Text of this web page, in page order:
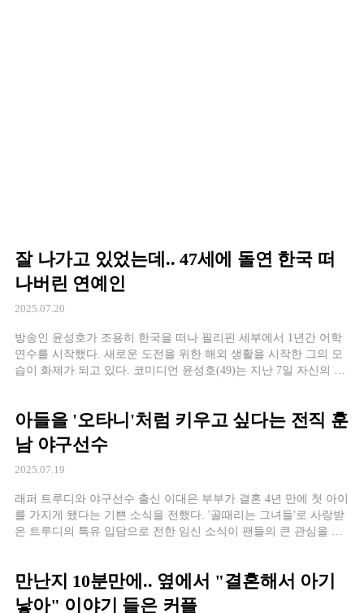
잘 나가고 있었는데.. 47세에 돌연 한국 떠
나버린 연예인
2025.07.20
방송인 윤성호가 조용히 한국을 떠나 필리핀 세부에서 1년간 어학
연수를 시작했다. 새로운 도전을 위한 해외 생활을 시작한 그의 모
습이 화제가 되고 있다. 코미디언 윤성호(49)는 지난 7일 자신의 유
을 위해 해외로 떠난 것이다. 1인
아들을 '오타니'처럼 키우고 싶다는 전직 훈
남 야구선수
2025.07.19
래퍼 트루디와 야구선수 출신 이대은 부부가 결혼 4년 만에 첫 아이
를 가지게 됐다는 기쁜 소식을 전했다. '골때리는 그녀들'로 사랑받
은 트루디의 특유 입담으로 전한 임신 소식이 팬들의 큰 관심을 모
11월에 엄마가 됩니다"
만난지 10분만에.. 옆에서 "결혼해서 아기
낳아" 이야기 들은 커플